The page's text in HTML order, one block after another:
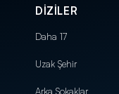
DİZİLER
Daha 17
Uzak Şehir
Arka Sokaklar